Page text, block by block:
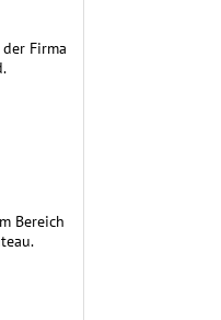
Firma
Bereich